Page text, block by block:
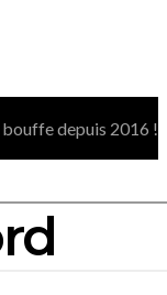
depuis 2016 !